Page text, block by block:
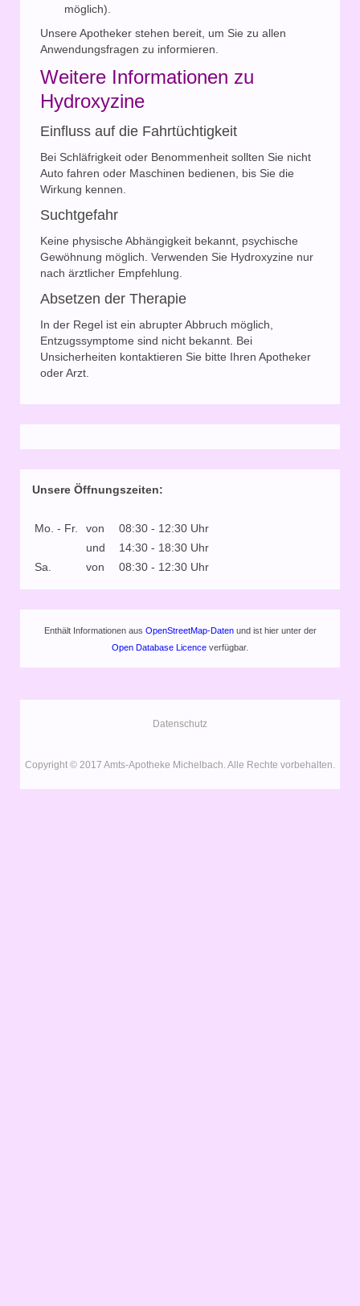
möglich).
Unsere Apotheker stehen bereit, um Sie zu allen
Anwendungsfragen zu informieren.
Weitere Informationen zu
Hydroxyzine
Einfluss auf die Fahrtüchtigkeit
Bei Schläfrigkeit oder Benommenheit sollten Sie nicht
Auto fahren oder Maschinen bedienen, bis Sie die
Wirkung kennen.
Suchtgefahr
Keine physische Abhängigkeit bekannt, psychische
Gewöhnung möglich. Verwenden Sie Hydroxyzine nur
nach ärztlicher Empfehlung.
Absetzen der Therapie
In der Regel ist ein abrupter Abbruch möglich,
Entzugssymptome sind nicht bekannt. Bei
Unsicherheiten kontaktieren Sie bitte Ihren Apotheker
oder Arzt.
Unsere Öffnungszeiten:
Mo. - Fr. von
08:30 - 12:30 Uhr
und
14:30 - 18:30 Uhr
Sa.
von 08:30 - 12:30 Uhr
Enthält Informationen aus OpenStreetMap-Daten und ist hier unter der
Open Database Licence verfügbar.
Datenschutz
Copyright © 2017 Amts-Apotheke Michelbach. Alle Rechte vorbehalten.